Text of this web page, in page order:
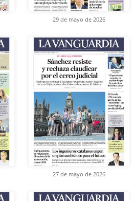
29 de mayo de 2026
27 de mayo de 2026